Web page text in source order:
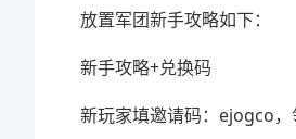
放置军团新手攻略如下：
新手攻略+兑换码
新玩家填邀请码：